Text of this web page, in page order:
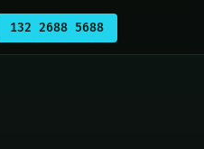
132 2688 5688